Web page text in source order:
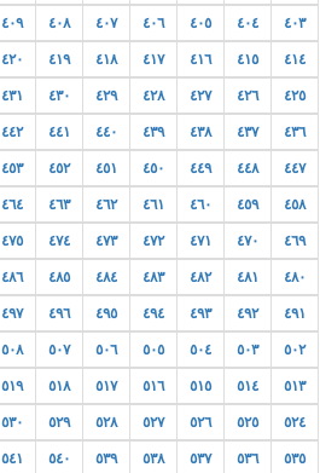
٤٠٣ ٤٠٤ ٤٠٥ ٤٠٦ ٤٠٧ ٤٠٨ ٤٠٩
٤١٤ ٤١٥ ٤١٦ ٤١٧ ٤١٨ ٤١٩ ٤٢٠
٤٢٥ ٤٢٦ ٤٢٧ ٤٢٨ ٤٢٩ ٤٣٠ ٤٣١
٤٣٦ ٤٣٧ ٤٣٨ ٤٣٩ ٤٤٠ ٤٤١ ٤٤٢
٤٤٧ ٤٤٨ ٤٤٩ ٤٥٠ ٤٥١ ٤٥٢ ٤٥٣
٤٥٨ ٤٥٩ ٤٦٠ ٤٦١ ٤٦٢ ٤٦٣ ٤٦٤
٤٦٩ ٤٧٠ ٤٧١ ٤٧٢ ٤٧٣ ٤٧٤ ٤٧٥
٤٨٠ ٤٨١ ٤٨٢ ٤٨٣ ٤٨٤ ٤٨٥ ٤٨٦
٤٩١ ٤٩٢ ٤٩٣ ٤٩٤ ٤٩٥ ٤٩٦ ٤٩٧
٥٠٢ ٥٠٣ ٥٠٤ ٥٠٥ ٥٠٦ ٥٠٧ ٥٠٨
٥١٣ ٥١٤ ٥١٥ ٥١٦ ٥١٧ ٥١٨ ٥١٩
٥٢٤ ٥٢٥ ٥٢٦ ٥٢٧ ٥٢٨ ٥٢٩ ٥٣٠
٥٣٥ ٥٣٦ ٥٣٧ ٥٣٨ ٥٣٩ ٥٤٠ ٥٤١